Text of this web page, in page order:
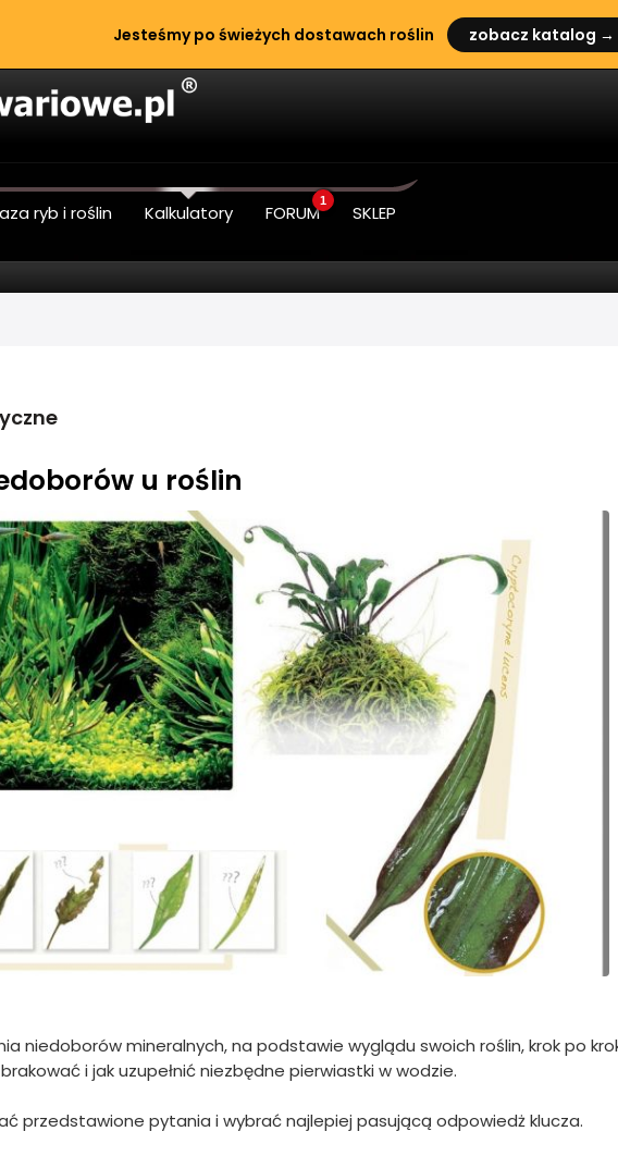
Jesteśmy po świeżych dostawach roślin zobacz katalog →
ryb i roślin Kalkulatory FORUM
1
SKLEP
u roślin
niedoborów mineralnych, na podstawie wyglądu swoich roślin, krok po
i jak uzupełnić niezbędne pierwiastki w wodzie.
przedstawione pytania i wybrać najlepiej pasującą odpowiedż klucza.